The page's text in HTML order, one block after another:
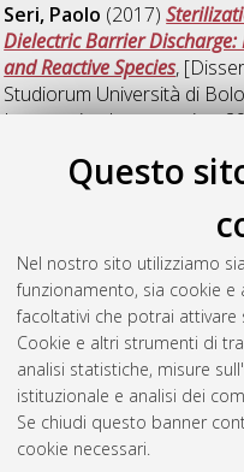
Questo
Nel nostro sito utilizziamo
funzionamento, sia cookie
facoltativi che potrai
Cookie e altri strumenti di
analisi statistiche, misure
istituzionale e analisi dei
Se chiudi questo banner
cookie necessari.
Seri, Paolo (2017)
Dielectric Barrier
and Reactive Species,
Studiorum Università di
Ingegneria elettrotecnica,
Srndovic, Milan(2017)
of Output Power Quality in
,
Studiorum Università di
Ingegneria elettrotecnica,
10.6092/unibo/
Questa lista e' stata
Atom